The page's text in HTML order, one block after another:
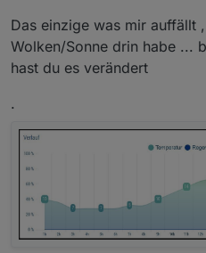
Das einzige was mir auffällt
Wolken/Sonne drin habe ...
hast du es verändert
.